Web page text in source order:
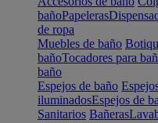
bañoPapeleras
de ropa
Muebles de baño
bañoTocadores para
baño
Espejos de baño
iluminadosEspejos de
Sanitarios Bañeras